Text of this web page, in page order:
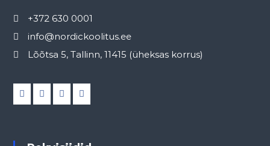
+372 630 0001
info@nordickoolitus.ee
Lõõtsa 5, Tallinn, 11415 (üheksas korrus)